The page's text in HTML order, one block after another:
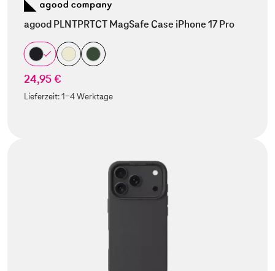
agood PLNTPRTCT MagSafe Case iPhone 17 Pro
24,95 €
Lieferzeit:1-4 Werktage